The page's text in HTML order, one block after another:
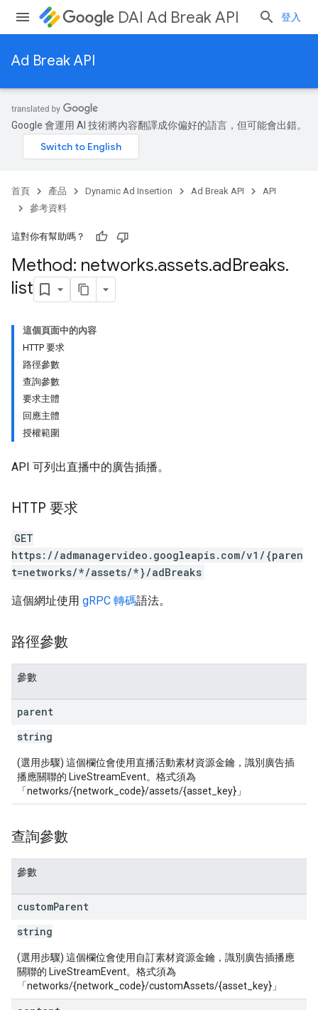
DAI Ad Break API 登入
Ad Break API
Google 會運用 AI 技術將內容翻譯成你偏好的語言，但可能會出錯。
首頁 產品 Dynamic Ad Insertion Ad Break API
API
參考資料
這對你有幫助嗎？
Method: networks.assets.adBreaks.
list
這個頁面中的內容
HTTP 要求
路徑參數
查詢參數
要求主體
回應主體
授權範圍
API 可列出直播中的廣告插播。
HTTP 要求
GET
https://admanagervideo.googleapis.com/v1/{paren
t=networks/*/assets/*}/adBreaks
這個網址使用 gRPC 轉碼語法。
路徑參數
參數
parent
string
(選用步驟) 這個欄位會使用直播活動素材資源金鑰，識別廣告插
播應關聯的 LiveStreamEvent。格式須為
「networks/{network_code}/assets/{asset_key}」
查詢參數
參數
customParent
string
(選用步驟) 這個欄位會使用自訂素材資源金鑰，識別廣告插播應
關聯的 LiveStreamEvent。格式須為
「networks/{network_code}/customAssets/{asset_key}」